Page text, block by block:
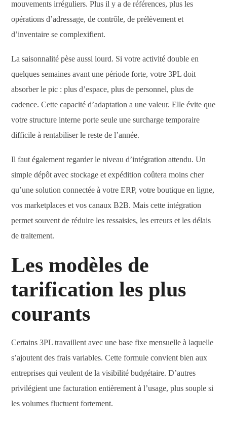
mouvements irréguliers. Plus il y a de références, plus les
opérations d’adressage, de contrôle, de prélèvement et
d’inventaire se complexifient.
La saisonnalité pèse aussi lourd. Si votre activité double en
quelques semaines avant une période forte, votre 3PL doit
absorber le pic : plus d’espace, plus de personnel, plus de
cadence. Cette capacité d’adaptation a une valeur. Elle évite que
votre structure interne porte seule une surcharge temporaire
difficile à rentabiliser le reste de l’année.
Il faut également regarder le niveau d’intégration attendu. Un
simple dépôt avec stockage et expédition coûtera moins cher
qu’une solution connectée à votre ERP, votre boutique en ligne,
vos marketplaces et vos canaux B2B. Mais cette intégration
permet souvent de réduire les ressaisies, les erreurs et les délais
de traitement.
Les modèles de
tarification les plus
courants
Certains 3PL travaillent avec une base fixe mensuelle à laquelle
s’ajoutent des frais variables. Cette formule convient bien aux
entreprises qui veulent de la visibilité budgétaire. D’autres
privilégient une facturation entièrement à l’usage, plus souple si
les volumes fluctuent fortement.